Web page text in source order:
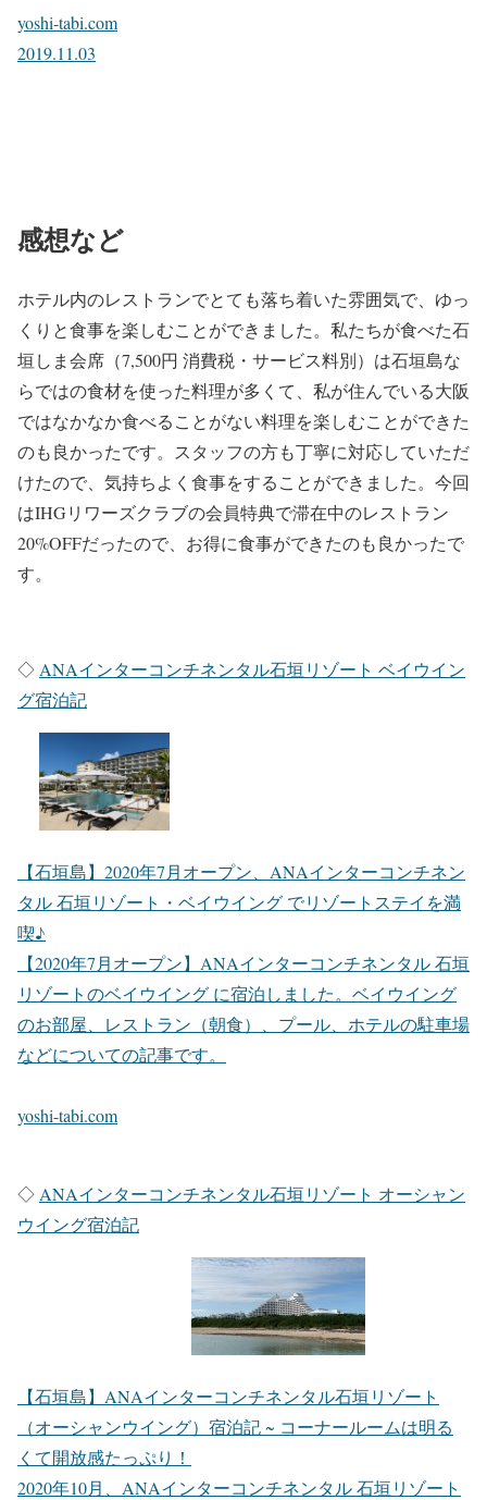
yoshi-tabi.com
2019.11.03
感想など
ホテル内のレストランでとても落ち着いた雰囲気で、ゆっ
くりと食事を楽しむことができました。私たちが食べた石
垣しま会席（7,500円 消費税・サービス料別）は石垣島な
らではの食材を使った料理が多くて、私が住んでいる大阪
ではなかなか食べることがない料理を楽しむことができた
のも良かったです。スタッフの方も丁寧に対応していただ
けたので、気持ちよく食事をすることができました。今回
はIHGリワーズクラブの会員特典で滞在中のレストラン
20%OFFだったので、お得に食事ができたのも良かったで
す。
◇ ANAインターコンチネンタル石垣リゾート ベイウイン
グ宿泊記
【石垣島】2020年7月オープン、ANAインターコンチネン
タル 石垣リゾート・ベイウイング でリゾートステイを満
喫♪
【2020年7月オープン】ANAインターコンチネンタル 石垣
リゾートのベイウイング に宿泊しました。ベイウイング
のお部屋、レストラン（朝食）、プール、ホテルの駐車場
などについての記事です。
yoshi-tabi.com
◇ ANAインターコンチネンタル石垣リゾート オーシャン
ウイング宿泊記
【石垣島】ANAインターコンチネンタル石垣リゾート
（オーシャンウイング）宿泊記 ~ コーナールームは明る
くて開放感たっぷり！
2020年10月、ANAインターコンチネンタル 石垣リゾート